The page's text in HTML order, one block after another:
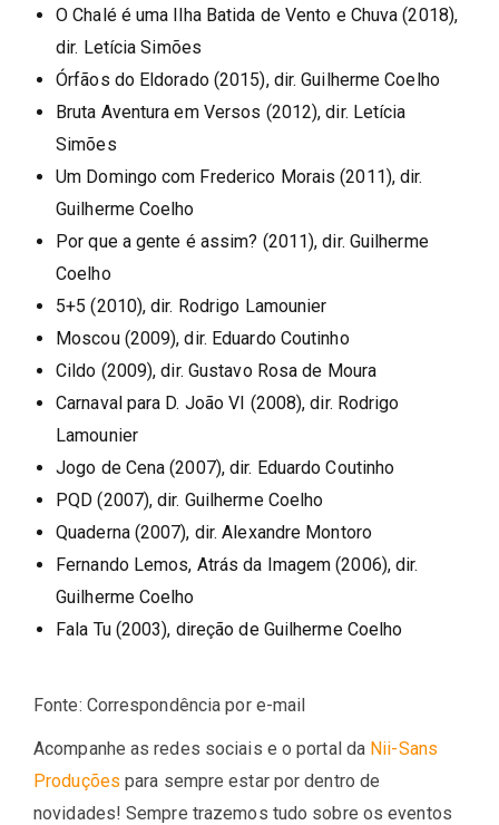
O Chalé é uma Ilha Batida de Vento e Chuva (2018),
dir. Letícia Simões
Órfãos do Eldorado (2015), dir. Guilherme Coelho
Bruta Aventura em Versos (2012), dir. Letícia
Simões
Um Domingo com Frederico Morais (2011), dir.
Guilherme Coelho
Por que a gente é assim? (2011), dir. Guilherme
Coelho
5+5 (2010), dir. Rodrigo Lamounier
Moscou (2009), dir. Eduardo Coutinho
Cildo (2009), dir. Gustavo Rosa de Moura
Carnaval para D. João VI (2008), dir. Rodrigo
Lamounier
Jogo de Cena (2007), dir. Eduardo Coutinho
PQD (2007), dir. Guilherme Coelho
Quaderna (2007), dir. Alexandre Montoro
Fernando Lemos, Atrás da Imagem (2006), dir.
Guilherme Coelho
Fala Tu (2003), direção de Guilherme Coelho
Fonte: Correspondência por e-mail
Acompanhe as redes sociais e o portal da Nii-Sans
Produções para sempre estar por dentro de
novidades! Sempre trazemos tudo sobre os eventos